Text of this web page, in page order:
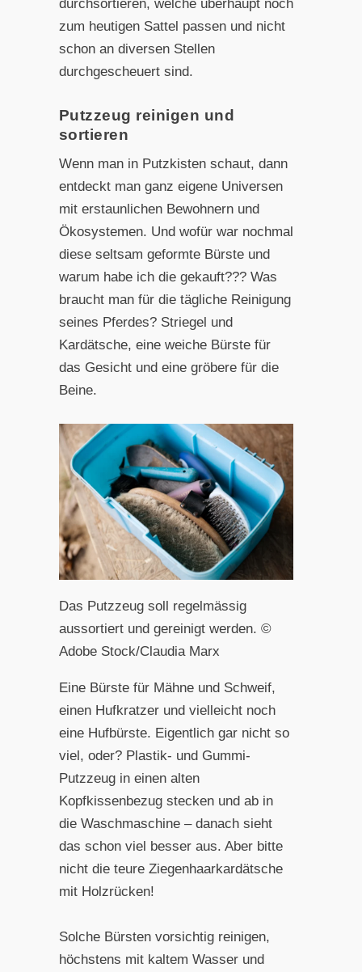
durchsortieren, welche überhaupt noch
zum heutigen Sattel passen und nicht
schon an diversen Stellen
durchgescheuert sind.
Putzzeug reinigen und
sortieren
Wenn man in Putzkisten schaut, dann
entdeckt man ganz eigene Universen
mit erstaunlichen Bewohnern und
Ökosystemen. Und wofür war nochmal
diese seltsam geformte Bürste und
warum habe ich die gekauft??? Was
braucht man für die tägliche Reinigung
seines Pferdes? Striegel und
Kardätsche, eine weiche Bürste für
das Gesicht und eine gröbere für die
Beine.
Das Putzzeug soll regelmässig
aussortiert und gereinigt werden. ©
Adobe Stock/Claudia Marx
Eine Bürste für Mähne und Schweif,
einen Hufkratzer und vielleicht noch
eine Hufbürste. Eigentlich gar nicht so
viel, oder? Plastik- und Gummi-
Putzzeug in einen alten
Kopfkissenbezug stecken und ab in
die Waschmaschine – danach sieht
das schon viel besser aus. Aber bitte
nicht die teure Ziegenhaarkardätsche
mit Holzrücken!
Solche Bürsten vorsichtig reinigen,
höchstens mit kaltem Wasser und